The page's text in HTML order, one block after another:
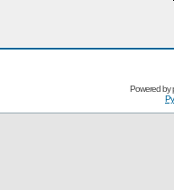
Powered by